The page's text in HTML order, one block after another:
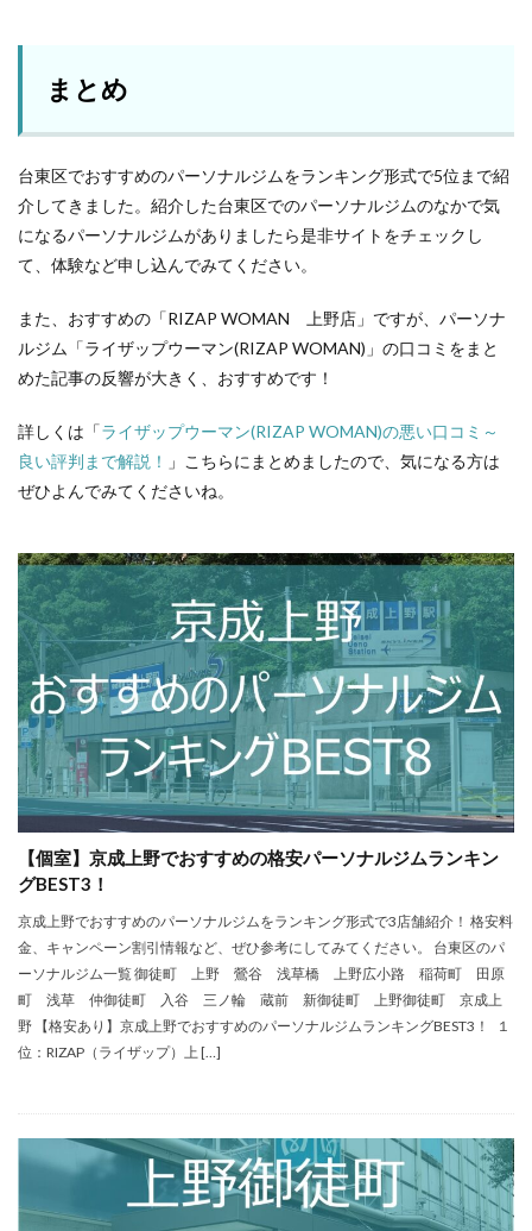
まとめ
台東区でおすすめのパーソナルジムをランキング形式で5位まで紹
介してきました。紹介した台東区でのパーソナルジムのなかで気
になるパーソナルジムがありましたら是非サイトをチェックし
て、体験など申し込んでみてください。
また、おすすめの「RIZAP WOMAN 上野店」ですが、パーソナ
ルジム「ライザップウーマン(RIZAP WOMAN)」の口コミをまと
めた記事の反響が大きく、おすすめです！
詳しくは「ライザップウーマン(RIZAP WOMAN)の悪い口コミ～
良い評判まで解説！
」こちらにまとめましたので、気になる方は
ぜひよんでみてくださいね。
【個室】京成上野でおすすめの格安パーソナルジムランキン
グBEST3！
京成上野でおすすめのパーソナルジムをランキング形式で3店舗紹介！ 格安料
金、キャンペーン割引情報など、ぜひ参考にしてみてください。 台東区のパ
ーソナルジム一覧 御徒町 上野 鶯谷 浅草橋 上野広小路 稲荷町 田原
町 浅草 仲御徒町 入谷 三ノ輪 蔵前 新御徒町 上野御徒町 京成上
野 【格安あり】京成上野でおすすめのパーソナルジムランキングBEST3！ １
位：RIZAP（ライザップ）上 […]